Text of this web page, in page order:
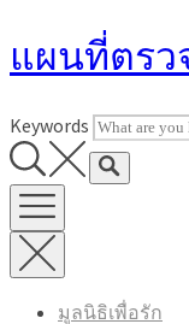
to
แผนที่ตรว
Keywords
มูลนิธิเพื่อรัก